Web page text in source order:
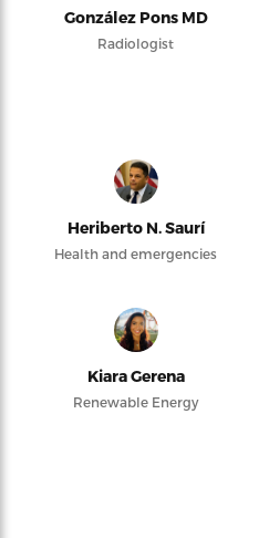
González Pons MD
Radiologist
Heriberto N. Saurí
Health and emergencies
Kiara Gerena
Renewable Energy